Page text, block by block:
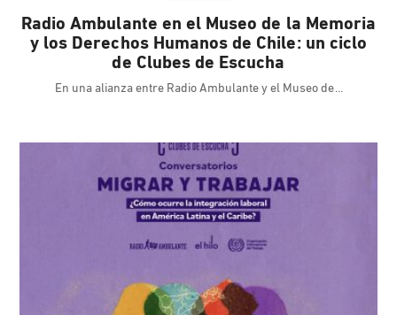
Radio Ambulante en el Museo de la Memoria
y los Derechos Humanos de Chile: un ciclo
de Clubes de Escucha
En una alianza entre Radio Ambulante y el Museo de